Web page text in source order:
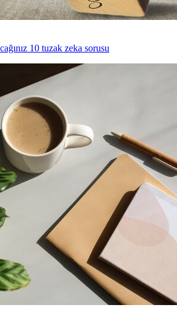
10 tuzak zeka sorusu